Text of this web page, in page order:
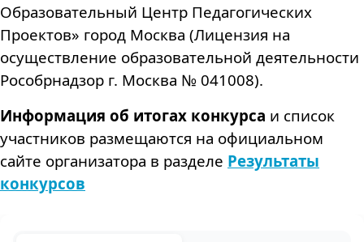
Образовательный Центр Педагогических
Проектов» город Москва (Лицензия на
осуществление образовательной деятельности
Рособрнадзор г. Москва № 041008).
Информация об итогах конкурса и список
участников размещаются на официальном
сайте организатора в разделе Результаты
конкурсов